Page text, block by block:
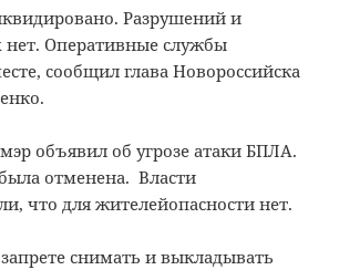
Разрушений и
нет. Оперативные службы
сообщил глава Новороссийска
объявил об угрозе атаки БПЛА.
была отменена. Власти
что для жителейопасности нет.
снимать и выкладывать